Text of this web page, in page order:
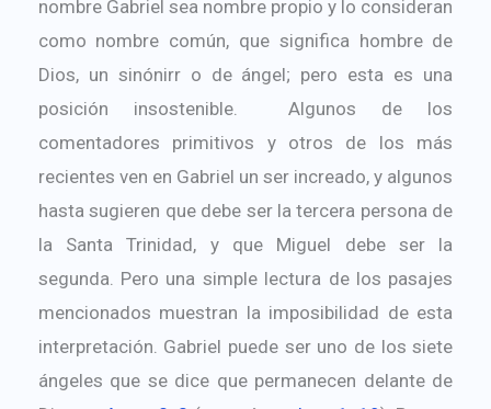
nombre Gabriel sea nombre propio y lo consideran
como nombre común, que significa hombre de
Dios, un sinónirr o de ángel; pero esta es una
posición insostenible. Algunos de los
comentadores primitivos y otros de los más
recientes ven en Gabriel un ser increado, y algunos
hasta sugieren que debe ser la tercera persona de
la Santa Trinidad, y que Miguel debe ser la
segunda. Pero una simple lectura de los pasajes
mencionados muestran la imposibilidad de esta
interpretación. Gabriel puede ser uno de los siete
ángeles que se dice que permanecen delante de